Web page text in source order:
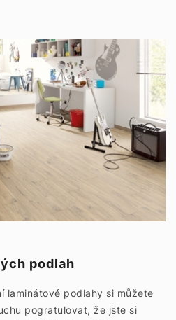
podlah
laminátové podlahy si můžete
pogratulovat, že jste si